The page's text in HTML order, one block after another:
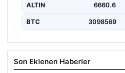
ALTIN 6660.6
BTC 3098569
Son Eklenen Haberler